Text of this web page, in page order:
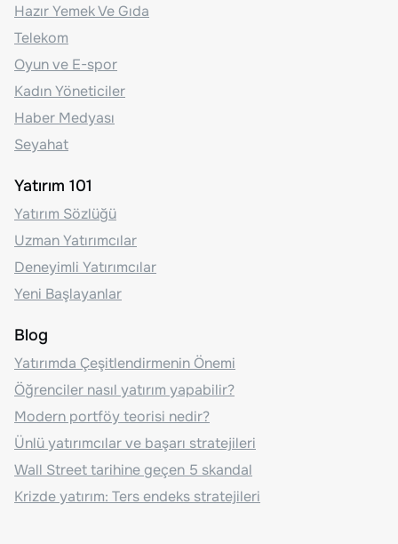
Hazır Yemek Ve Gıda
Telekom
Oyun ve E-spor
Kadın Yöneticiler
Haber Medyası
Seyahat
Yatırım 101
Yatırım Sözlüğü
Uzman Yatırımcılar
Deneyimli Yatırımcılar
Yeni Başlayanlar
Blog
Yatırımda Çeşitlendirmenin Önemi
Öğrenciler nasıl yatırım yapabilir?
Modern portföy teorisi nedir?
Ünlü yatırımcılar ve başarı stratejileri
Wall Street tarihine geçen 5 skandal
Krizde yatırım: Ters endeks stratejileri